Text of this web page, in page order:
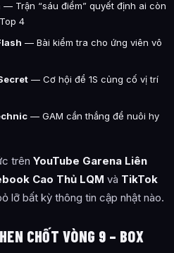
— Trận “sáu điểm” quyết định ai còn
4
— Bài kiểm tra cho ứng viên vô
— Cơ hội để 1S củng cố vị trí
— GAM cần thắng để nuôi hy
trên YouTube Garena Liên
Cao Thủ LQM và TikTok
lỡ bất kỳ thông tin cập nhật nào.
CHỐT VÒNG 9 – BOX